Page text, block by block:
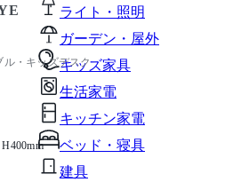
ライト・照明
ガーデン・屋外
キッズ家具
生活家電
キッチン家電
ベッド・寝具
建具
ル・キッズデスク